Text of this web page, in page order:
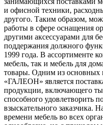
и офисной техники,
другого. Таким образом,
работы в сфере оснащения
другими аксессуарами для
поддержания должного
1999 года. В ассортименте
мебель, так и мебель для
товары. Одним из основных
«ГАЛЕОН» является
продукции, включающего
способного удовлетворить
взыскательного заказчика.
времени мебель во всех